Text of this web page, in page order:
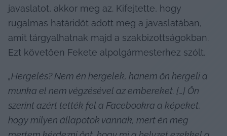
javaslatot, akkor meg az. Kifejtette, hogy
rugalmas határidőt adott meg a javaslatában,
amit tárgyalhatnak majd a szakbizottságokban.
Ezt követően Fekete alpolgármesterhez szólt.
„Hergelés? Nem én hergelek, hanem ön hergeli a
munka el nem végzésével az embereket. […] Ön
szerint azért tették fel a Facebookra a képeket,
hogy milyen állapotok vannak, mert én meg